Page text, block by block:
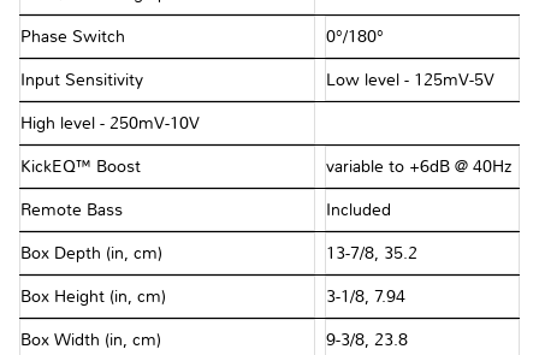
Phase Switch 0°/180°
Input Sensitivity Low level - 125mV-5V
High level - 250mV-10V
KickEQ™ Boost variable to +6dB @ 40Hz
Remote Bass Included
Box Depth (in, cm) 13-7/8, 35.2
Box Height (in, cm) 3-1/8, 7.94
Box Width (in, cm) 9-3/8, 23.8